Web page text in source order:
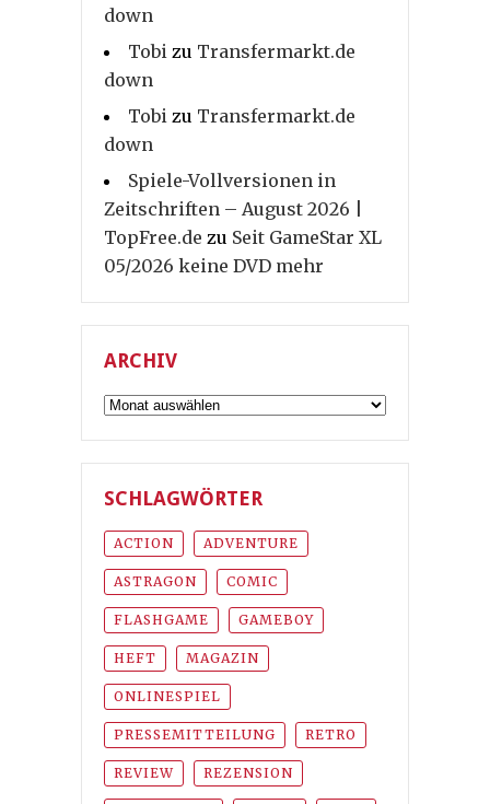
down
Tobi zu Transfermarkt.de
down
Tobi zu Transfermarkt.de
down
Spiele-Vollversionen in
Zeitschriften – August 2026 |
TopFree.de zu Seit GameStar XL
05/2026 keine DVD mehr
ARCHIV
Archiv
SCHLAGWÖRTER
ACTION ADVENTURE
ASTRAGON COMIC
FLASHGAME GAMEBOY
HEFT MAGAZIN
ONLINESPIEL
PRESSEMITTEILUNG RETRO
REVIEW REZENSION